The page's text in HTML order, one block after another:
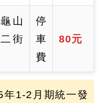
山
街
停
車
費
80元
1-2月期統一發